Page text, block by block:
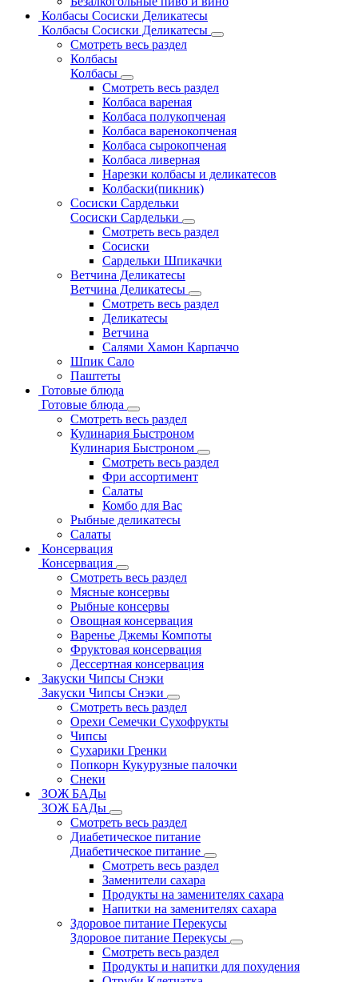
Колбасы Сосиски Деликатесы
Колбасы Сосиски Деликатесы
Смотреть весь раздел
Колбасы
Колбасы
Смотреть весь раздел
Колбаса вареная
Колбаса полукопченая
Колбаса варенокопченая
Колбаса сырокопченая
Колбаса ливерная
Нарезки колбасы и деликатесов
Колбаски(пикник)
Сосиски Сардельки
Сосиски Сардельки
Смотреть весь раздел
Сосиски
Сардельки Шпикачки
Ветчина Деликатесы
Ветчина Деликатесы
Смотреть весь раздел
Деликатесы
Ветчина
Салями Хамон Карпаччо
Шпик Сало
Паштеты
Готовые блюда
Готовые блюда
Смотреть весь раздел
Кулинария Быстроном
Кулинария Быстроном
Смотреть весь раздел
Фри ассортимент
Салаты
Комбо для Вас
Рыбные деликатесы
Салаты
Консервация
Консервация
Смотреть весь раздел
Мясные консервы
Рыбные консервы
Овощная консервация
Варенье Джемы Компоты
Фруктовая консервация
Дессертная консервация
Закуски Чипсы Снэки
Закуски Чипсы Снэки
Смотреть весь раздел
Орехи Семечки Сухофрукты
Чипсы
Сухарики Гренки
Попкорн Кукурузные палочки
Снеки
ЗОЖ БАДы
ЗОЖ БАДы
Смотреть весь раздел
Диабетическое питание
Диабетическое питание
Смотреть весь раздел
Заменители сахара
Продукты на заменителях сахара
Напитки на заменителях сахара
Здоровое питание Перекусы
Здоровое питание Перекусы
Смотреть весь раздел
Продукты и напитки для похудения